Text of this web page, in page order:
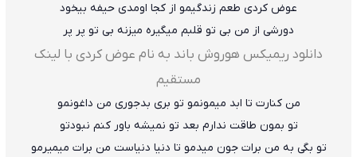
عوض کردی طعم زندگیمو از کجا اومدی حیفه بیخود
دورشی از من بی تو قلبم میگیره میزنه بی تو پر پر
دانلود ریمیکس هوروش باند به نام عوض کردی با لینک
مستقیم
من کنارت تا ابد میمونمو تو بری بدجوری من داغونمو
تو بمون طاقت ندارم بعد تو نمیشه باور کنم نبودتو
تو بگی به من برات جون میدمو تا دنیا دنیاست من برات میمیرمو